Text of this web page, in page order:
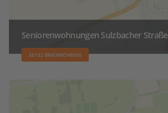
Seniorenwohnungen Sulzbacher Straße
38102 BRAUNSCHWEIG